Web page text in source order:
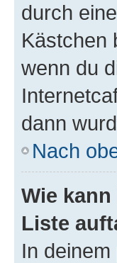
durch
Kästchen
wenn du
dann
Nach
Wie
Liste
In